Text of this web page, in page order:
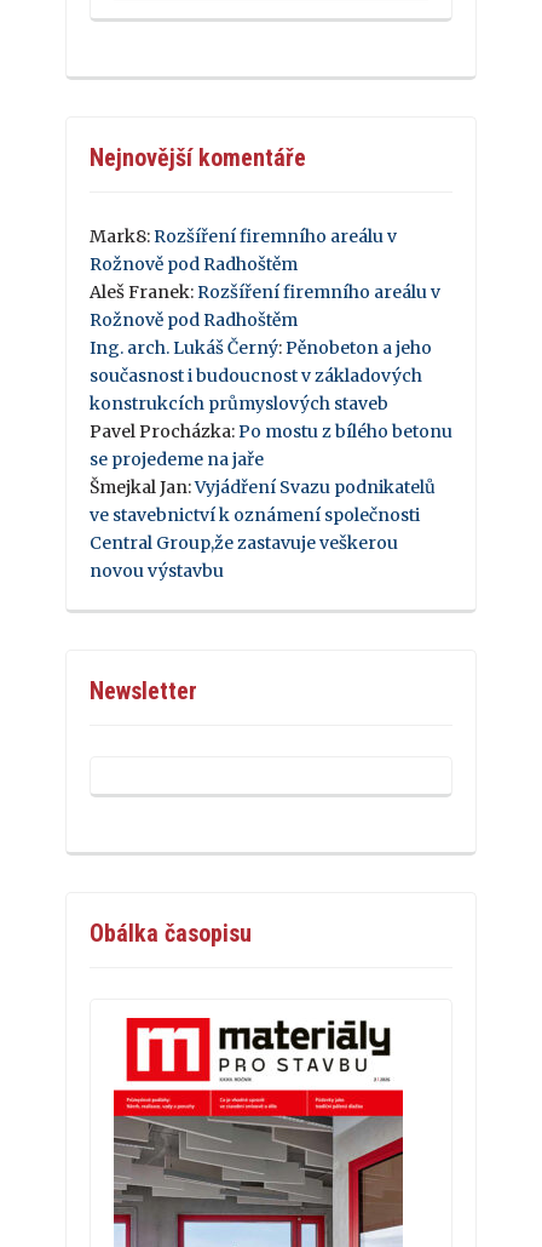
Nejnovější komentáře
Mark8: Rozšíření firemního areálu v
Rožnově pod Radhoštěm
Aleš Franek: Rozšíření firemního areálu v
Rožnově pod Radhoštěm
Ing. arch. Lukáš Černý: Pěnobeton a jeho
současnost i budoucnost v základových
konstrukcích průmyslových staveb
Pavel Procházka: Po mostu z bílého betonu
se projedeme na jaře
Šmejkal Jan:Vyjádření Svazu podnikatelů
ve stavebnictví k oznámení společnosti
Central Group,že zastavuje veškerou
novou výstavbu
Newsletter
Obálka časopisu